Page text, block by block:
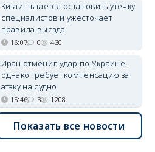
Китай пытается остановить утечку
специалистов и ужесточает
правила выезда
16:07 0 430
Иран отменил удар по Украине,
однако требует компенсацию за
атаку на судно
15:46 3 1208
Показать все новости